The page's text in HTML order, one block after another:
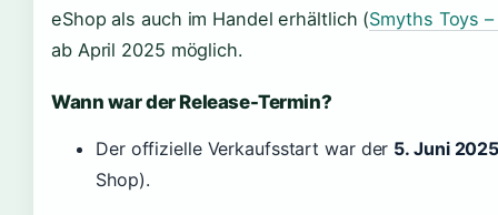
eShop als auch im Handel erhältlich (Smyths Toys
ab April 2025 möglich.
Wann war der Release-Termin?
Der offizielle Verkaufsstart war der 5. Juni
Shop).